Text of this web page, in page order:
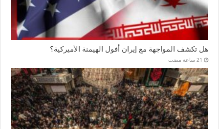
هل تكشف المواجهة مع إيران أفول الهيمنة الأميركية؟